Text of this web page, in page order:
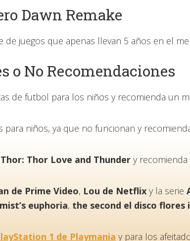
Dawn Remake
juegos que apenas llevan 5 años en el
o No Recomendaciones
de futbol para los niños y recomienda un
niños, ya que no funcionan y
Thor: Thor Love and Thunder y
de Prime Video, Lou de Netflix y la serie
euphoria, the second el disco flores
1 de Playmania y para los